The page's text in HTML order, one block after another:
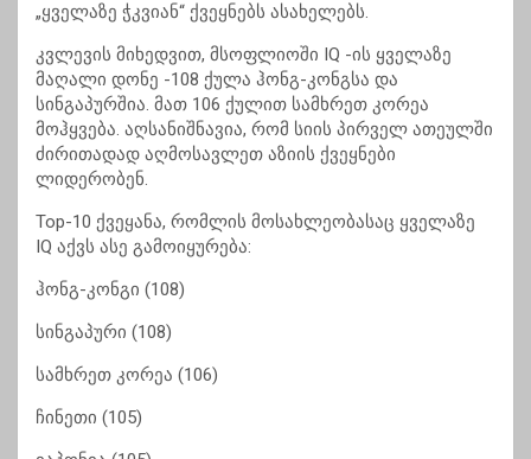
„ყველაზე ჭკვიან“ ქვეყნებს ასახელებს.
კვლევის მიხედვით, მსოფლიოში IQ -ის ყველაზე
მაღალი დონე -108 ქულა ჰონგ-კონგსა და
სინგაპურშია. მათ 106 ქულით სამხრეთ კორეა
მოჰყვება. აღსანიშნავია, რომ სიის პირველ ათეულში
ძირითადად აღმოსავლეთ აზიის ქვეყნები
ლიდერობენ.
Top-10 ქვეყანა, რომლის მოსახლეობასაც ყველაზე
IQ აქვს ასე გამოიყურება:
ჰონგ-კონგი (108)
სინგაპური (108)
სამხრეთ კორეა (106)
ჩინეთი (105)